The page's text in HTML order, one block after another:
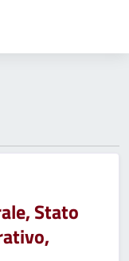
Stato